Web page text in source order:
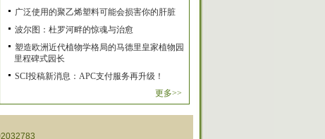
广泛使用的聚乙烯塑料可能会损害你的肝脏
波尔图：杜罗河畔的惊魂与治愈
塑造欧洲近代植物学格局的马德里皇家植物园
里程碑式园长
SCI投稿新消息：APC支付服务再升级！
更多>>